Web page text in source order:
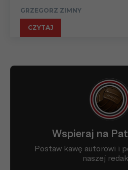
GRZEGORZ ZIMNY
CZYTAJ